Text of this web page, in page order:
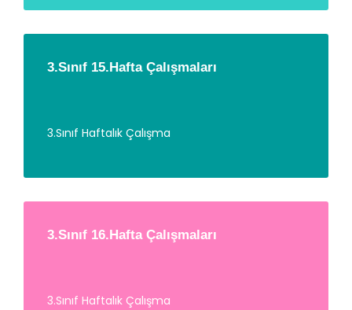
3.Sınıf 15.Hafta Çalışmaları
3.Sınıf Haftalık Çalışma
3.Sınıf 16.Hafta Çalışmaları
3.Sınıf Haftalık Çalışma